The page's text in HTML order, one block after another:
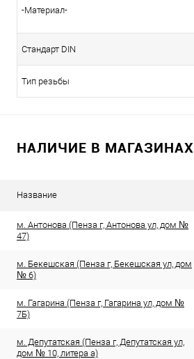
-Материал-
Стандарт DIN
Тип резьбы
НАЛИЧИЕ В МАГАЗИНАХ
Название
м. Антонова (Пенза г, Антонова ул, дом №
47)
м. Бекешская (Пенза г, Бекешская ул, дом
№ 6)
м. Гагарина (Пенза г, Гагарина ул, дом №
7Б)
м. Депутатская (Пенза г, Депутатская ул,
дом № 10, литера а)